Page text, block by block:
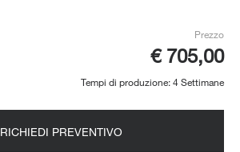
Prezzo
€ 705,00
Tempi di produzione: 4 Settimane
RICHIEDI PREVENTIVO